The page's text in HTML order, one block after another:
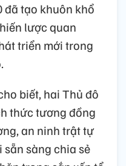
tạo khuôn khổ
lược quan
triển mới trong
biết, hai Thủ đô
thức tương đồng
an ninh trật tự
sàng chia sẻ